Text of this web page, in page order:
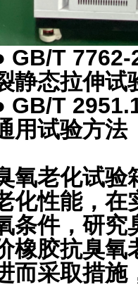
GB/T 7762-
静态拉伸试
GB/T
用试验方法
氧老化试验
化性能，在
条件，研究
橡胶抗臭氧
而采取措施